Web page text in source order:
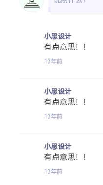
小思设计
有点意思！！
13年前
小思设计
有点意思！！
13年前
小思设计
有点意思！！
13年前